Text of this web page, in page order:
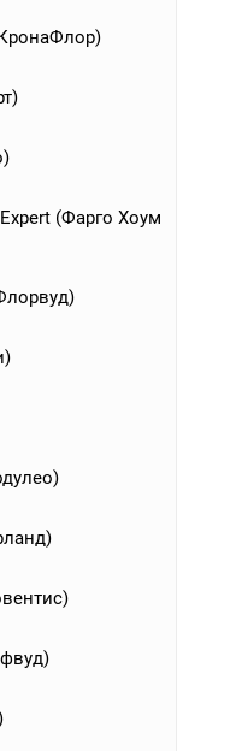
(Фарго Хоум